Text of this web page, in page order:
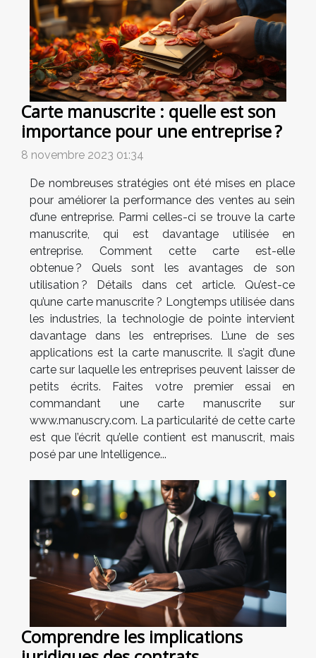
Carte manuscrite : quelle est son
importance pour une entreprise ?
8 novembre 2023 01:34
De nombreuses stratégies ont été mises en place
pour améliorer la performance des ventes au sein
d’une entreprise. Parmi celles-ci se trouve la carte
manuscrite, qui est davantage utilisée en
entreprise. Comment cette carte est-elle
obtenue ? Quels sont les avantages de son
utilisation ? Détails dans cet article. Qu’est-ce
qu’une carte manuscrite ? Longtemps utilisée dans
les industries, la technologie de pointe intervient
davantage dans les entreprises. L’une de ses
applications est la carte manuscrite. Il s’agit d’une
carte sur laquelle les entreprises peuvent laisser de
petits écrits. Faites votre premier essai en
commandant une carte manuscrite sur
www.manuscry.com. La particularité de cette carte
est que l’écrit qu’elle contient est manuscrit, mais
posé par une Intelligence...
Comprendre les implications